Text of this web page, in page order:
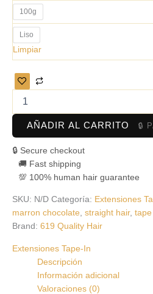
100g
Liso
Limpiar
AÑADIR AL CARRITO
🔒 Secure checkout
🚚 Fast shipping
💯 100% human hair guarantee
SKU: N/D Categoría: Extensiones
marron chocolate straight hair, tape
Brand: 619 Quality Hair
Extensiones Tape-In
Descripción
Información adicional
Valoraciones (0)